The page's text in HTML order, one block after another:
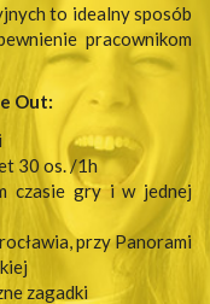
to idealny sposób
pracownikom
Out:
30 os. /1h
czasie gry i w jednej
przy Panorami
zagadki